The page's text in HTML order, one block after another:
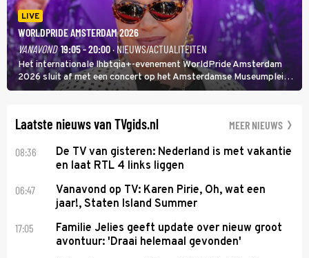
LIVE
WORLDPRIDE AMSTERDAM 2026
VANAVOND 19:05 - 20:00· NIEUWS/ACTUALITEITEN
Het internationale lhbtqia+-evenement WorldPride Amsterdam
2026 sluit af met een concert op het Amsterdamse Museumplein.
Anita Doth is een van de optredende artiesten. In de jaren 90
Laatste nieuws van TVgids.nl MEER NIEUWS
08:36
De TV van gisteren: Nederland is met vakantie
en laat RTL 4 links liggen
06:47
Vanavond op TV: Karen Pirie, Oh, wat een
jaar!, Staten Island Summer
17:05
Familie Jelies geeft update over nieuw groot
avontuur: 'Draai helemaal gevonden'